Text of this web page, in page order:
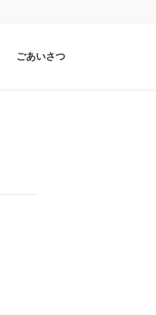
ごあいさつ